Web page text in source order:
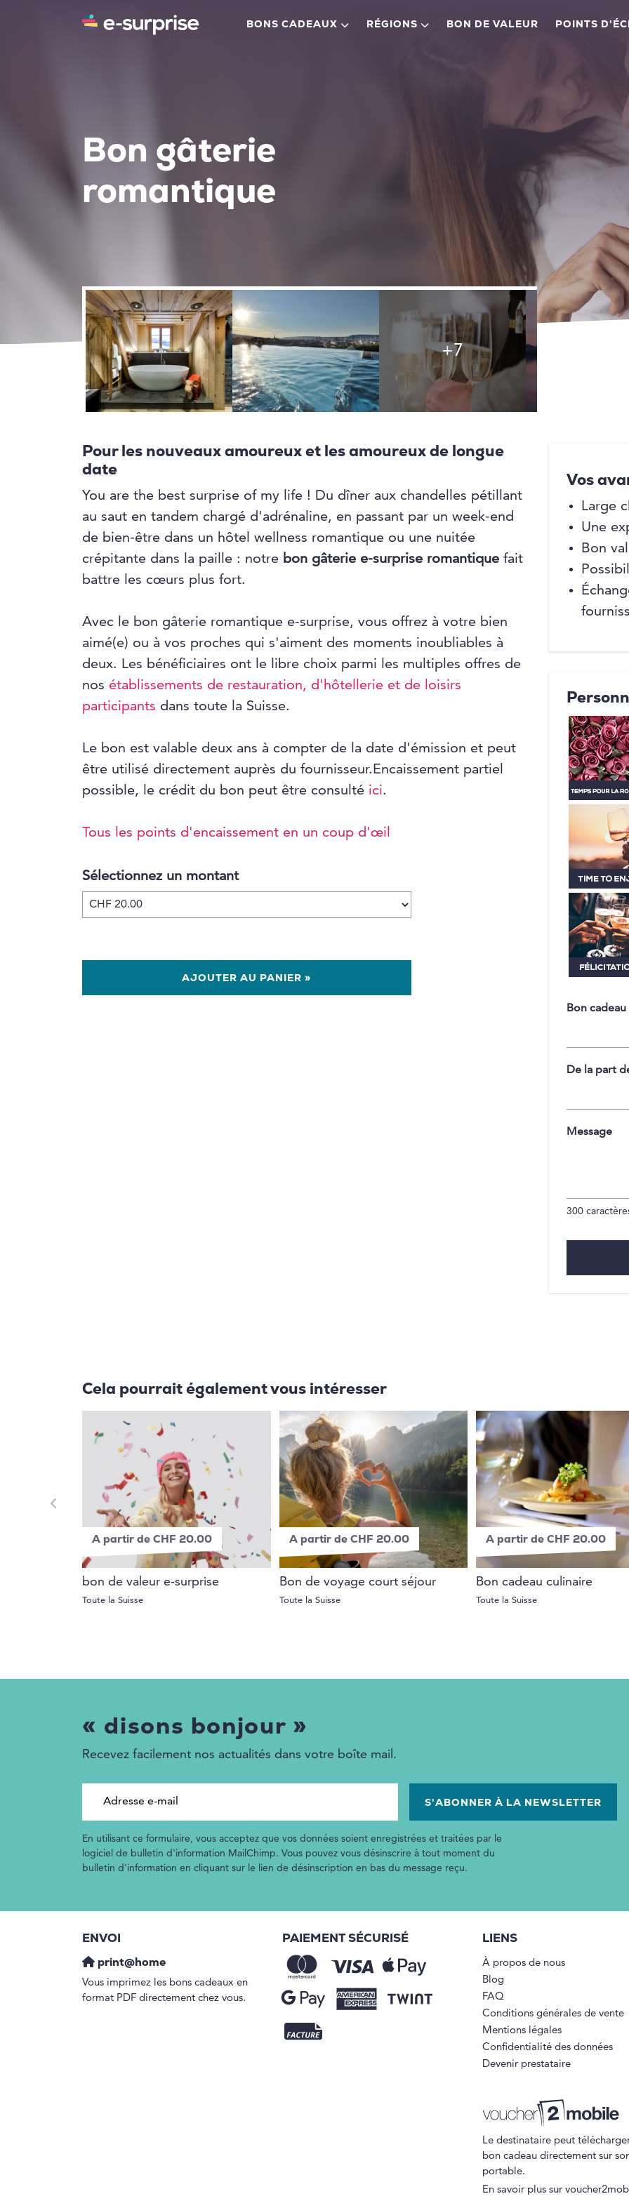
BONS CADEAUX RÉGIONS BON DE VALEUR POINTS
Bon gâterie
romantique
+7
Vos
Large
Une
Bon
Bon
De la part
Message
300
Pour les nouveaux amoureux et les amoureux de longue
date
You are the best surprise of my life ! Du dîner aux chandelles pétillant
au saut en tandem chargé d'adrénaline, en passant par un week-end
de bien-être dans un hôtel wellness romantique ou une nuitée
crépitante dans la paille : notre bon gâterie e-surprise romantique fait
battre les cœurs plus fort.
Avec le bon gâterie romantique e-surprise, vous offrez à votre bien
aimé(e) ou à vos proches qui s'aiment des moments inoubliables à
deux. Les bénéficiaires ont le libre choix parmi les multiples offres de
nos établissements de restauration, d'hôtellerie et de loisirs
participants dans toute la Suisse.
Le bon est valable deux ans à compter de la date d'émission et peut
être utilisé directement auprès du fournisseur.Encaissement partiel
possible, le crédit du bon peut être consulté ici.
Tous les points d'encaissement en un coup d'œil
Sélectionnez un montant
AJOUTER AU PANIER »
Cela pourrait également vous intéresser
A partir de CHF 20.00
bon de valeur e-surprise
Toute la Suisse
A partir de CHF 20.00
Bon de voyage court séjour
Toute la Suisse
A partir de CHF 20.00
Bon cadeau culinaire
Toute la Suisse
« disons bonjour »
Recevez facilement nos actualités dans votre boîte mail.
En utilisant ce formulaire, vous acceptez que vos données soient enregistrées et traitées par le
logiciel de bulletin d'information MailChimp. Vous pouvez vous désinscrire à tout moment du
bulletin d'information en cliquant sur le lien de désinscription en bas du message reçu.
ENVOI
print@home
Vous imprimez les bons cadeaux en
format PDF directement chez vous.
PAIEMENT SÉCURISÉ LIENS
À propos de nous
Blog
FAQ
Conditions générales de vente
Mentions légales
Confidentialité des données
Devenir prestataire
Le destinataire peut
bon cadeau directement sur
portable.
En savoir plus sur